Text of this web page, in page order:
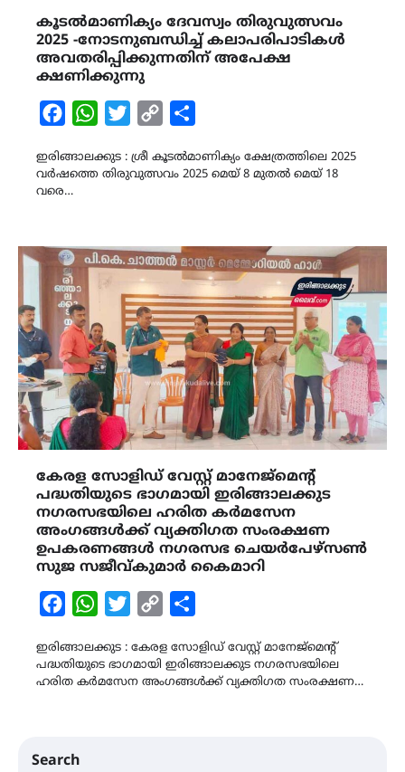
കൂടൽമാണിക്യം ദേവസ്വം തിരുവുത്സവം
2025 -നോടനുബന്ധിച്ച് കലാപരിപാടികൾ
അവതരിപ്പിക്കുന്നതിന് അപേക്ഷ
ക്ഷണിക്കുന്നു
FacebookWhatsAppTwitterCopy
ഇരിങ്ങാലക്കുട : ശ്രീ കൂടൽമാണിക്യം ക്ഷേത്രത്തിലെ 2025
വർഷത്തെ തിരുവുത്സവം 2025 മെയ് 8 മുതൽ മെയ് 18
വരെ…
കേരള സോളിഡ് വേസ്റ്റ് മാനേജ്മെന്റ്
പദ്ധതിയുടെ ഭാഗമായി ഇരിങ്ങാലക്കുട
നഗരസഭയിലെ ഹരിത കർമസേന
അംഗങ്ങൾക്ക് വ്യക്തിഗത സംരക്ഷണ
ഉപകരണങ്ങൾ നഗരസഭ ചെയർപേഴ്സൺ
സുജ സജീവ്കുമാർ കൈമാറി
FacebookWhatsAppTwitterCopy
ഇരിങ്ങാലക്കുട : കേരള സോളിഡ് വേസ്റ്റ് മാനേജ്മെന്റ്
പദ്ധതിയുടെ ഭാഗമായി ഇരിങ്ങാലക്കുട നഗരസഭയിലെ
ഹരിത കർമസേന അംഗങ്ങൾക്ക് വ്യക്തിഗത സംരക്ഷണ…
Search